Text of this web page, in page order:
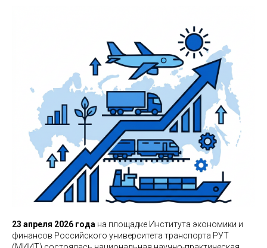
23 апреля 2026 года на площадке Института экономики и
финансов Российского университета транспорта РУТ